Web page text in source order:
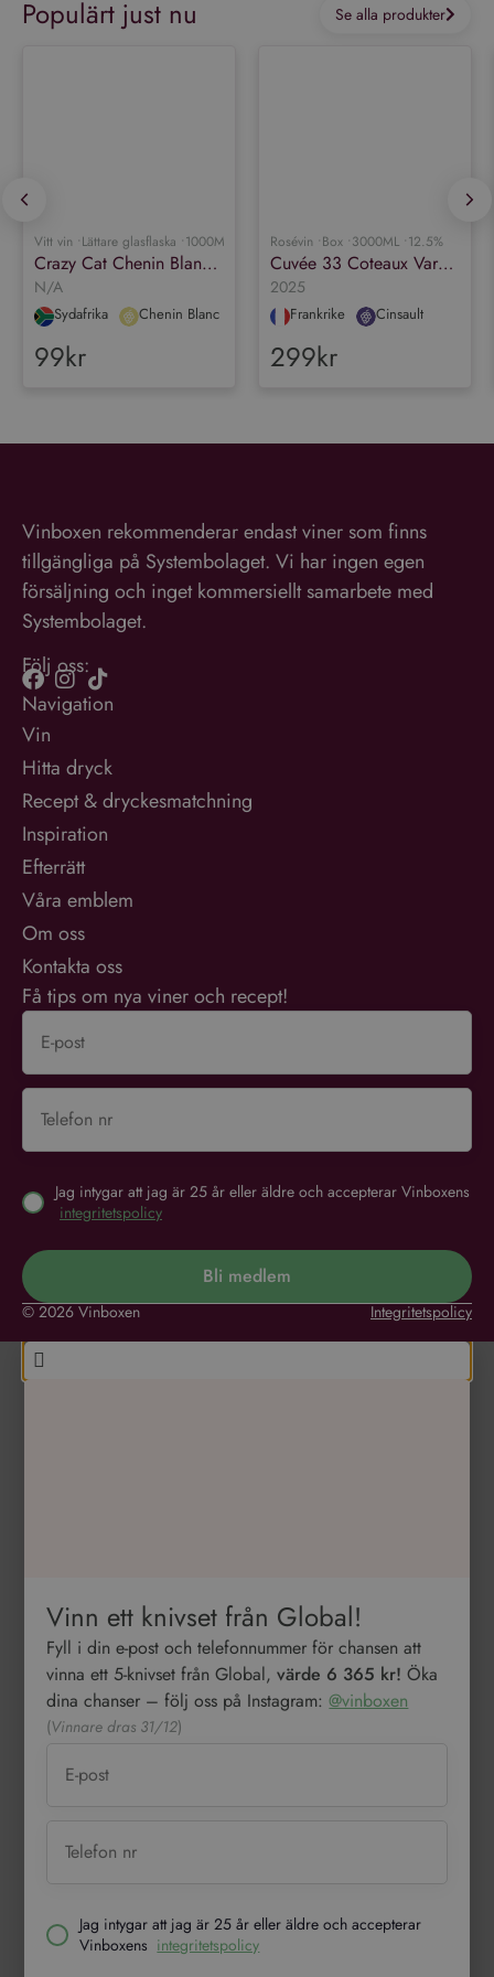
Populärt just nu Se alla produkter
Vitt vin •Lättare glasflaska •1000ML • 12.5%
Crazy Cat Chenin Blanc & Muscat
N/A
Sydafrika Chenin Blanc
99kr
Rosévin •Box •3000ML •12.5%
Cuvée 33 Coteaux Varois en Provence Rosé Organic
2025
Frankrike Cinsault
299kr
Vinboxen rekommenderar endast viner som finns
tillgängliga på Systembolaget. Vi har ingen egen
försäljning och inget kommersiellt samarbete med
Systembolaget.
Följ oss:
Navigation
Vin
Hitta dryck
Recept & dryckesmatchning
Inspiration
Efterrätt
Våra emblem
Om oss
Kontakta oss
Få tips om nya viner och recept!
Jag intygar att jag är 25 år eller äldre och accepterar Vinboxens
integritetspolicy
Bli medlem
© 2026 Vinboxen Integritetspolicy
Vinn ett knivset från Global!
Fyll i din e-post och telefonnummer för chansen att
vinna ett 5-knivset från Global,värde 6 365 kr! Öka
dina chanser – följ oss på Instagram:@vinboxen
(Vinnare dras 31/12)
Jag intygar att jag är 25 år eller äldre och accepterar
Vinboxens integritetspolicy